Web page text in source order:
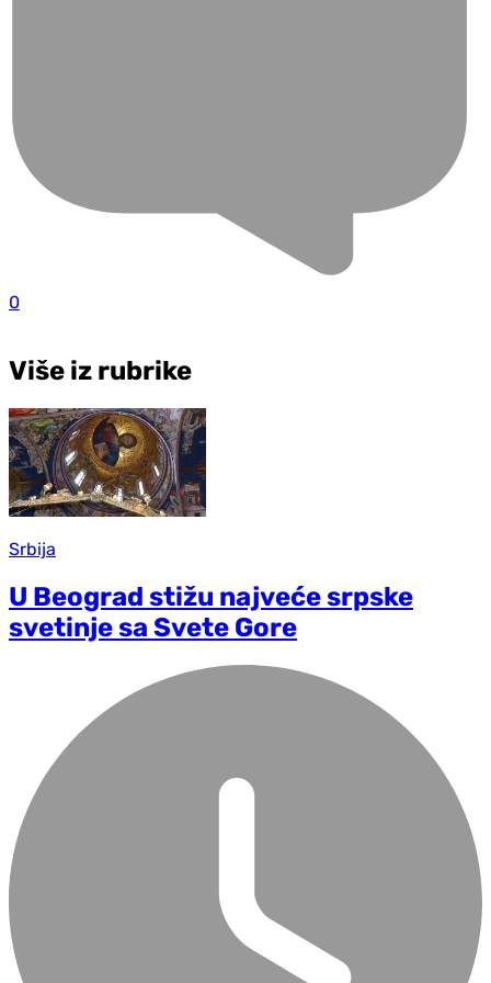
0
Više iz rubrike
Srbija
U Beograd stižu najveće srpske
svetinje sa Svete Gore